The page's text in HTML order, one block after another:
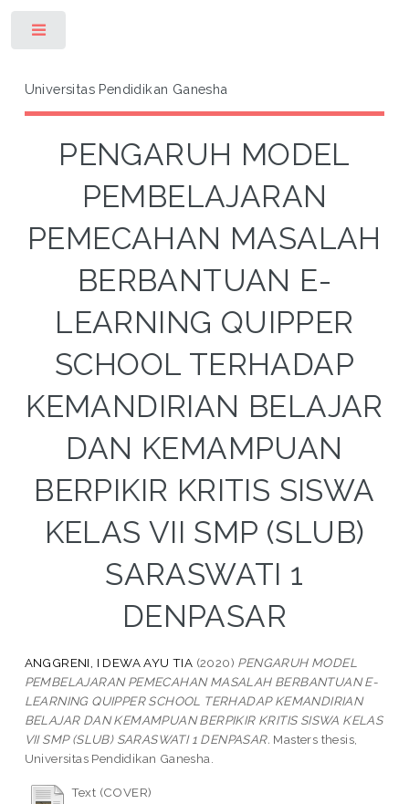
Universitas Pendidikan Ganesha
PENGARUH MODEL
PEMBELAJARAN
PEMECAHAN MASALAH
BERBANTUAN E-
LEARNING QUIPPER
SCHOOL TERHADAP
KEMANDIRIAN BELAJAR
DAN KEMAMPUAN
BERPIKIR KRITIS SISWA
KELAS VII SMP (SLUB)
SARASWATI 1
DENPASAR
ANGGRENI, I DEWA AYU TIA (2020) PENGARUH MODEL
PEMBELAJARAN PEMECAHAN MASALAH BERBANTUAN E-
LEARNING QUIPPER SCHOOL TERHADAP KEMANDIRIAN
BELAJAR DAN KEMAMPUAN BERPIKIR KRITIS SISWA KELAS
VII SMP (SLUB) SARASWATI 1 DENPASAR. Masters thesis,
Universitas Pendidikan Ganesha.
Text (COVER)